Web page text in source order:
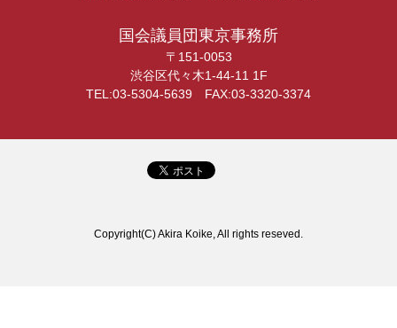
国会議員団東京事務所
〒151-0053
渋谷区代々木1-44-11 1F
TEL:03-5304-5639 FAX:03-3320-3374
Copyright(C) Akira Koike, All rights reseved.